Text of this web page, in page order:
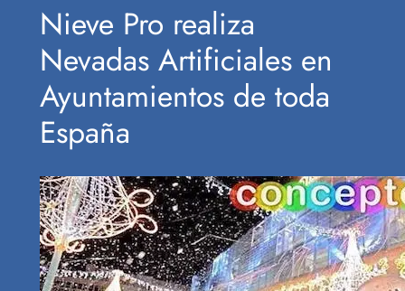
Nieve Pro realiza
Nevadas Artificiales en
Ayuntamientos de toda
España